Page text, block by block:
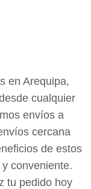
en Arequipa,
cualquier
envíos a
cercana
de estos
conveniente.
tu pedido hoy